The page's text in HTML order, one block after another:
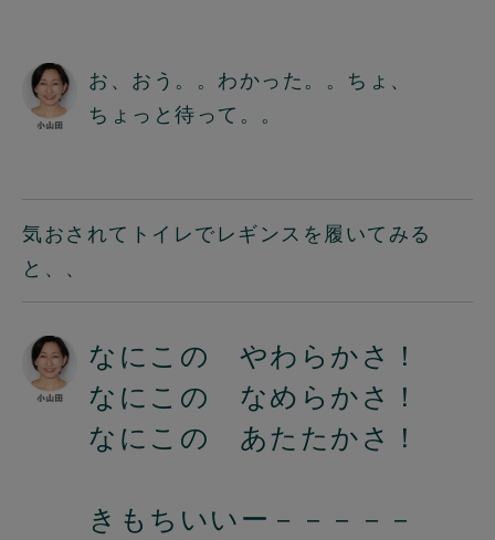
お、おう。。わかった。。ちょ、
ちょっと待って。。
気おされてトイレでレギンスを履いてみる
と、、
なにこの やわらかさ！
なにこの なめらかさ！
なにこの あたたかさ！
きもちいいー－－－－－